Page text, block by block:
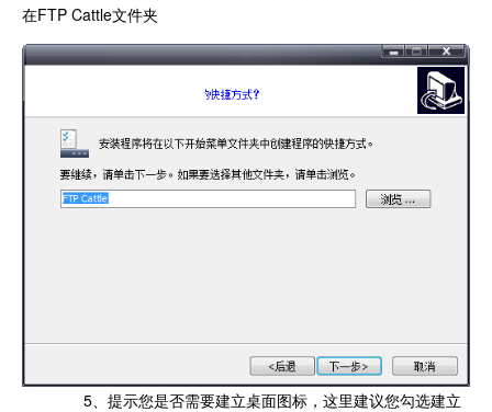
在FTP Cattle文件夹
5、提示您是否需要建立桌面图标，这里建议您勾选建立